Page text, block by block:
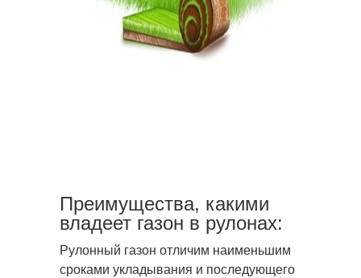
Преимущества, какими
владеет газон в рулонах:
Рулонный газон отличим наименьшим
сроками укладывания и последующего